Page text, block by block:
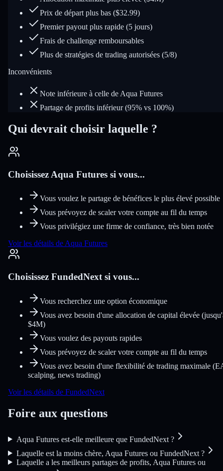
Prix de départ plus bas ($32.99)
Premier payout plus rapide (5 jours)
Frais de challenge remboursables
Plus de stratégies de trading autorisées (5/8)
Inconvénients
Note inférieure à celle de Aqua Futures
Partage de profits inférieur (95% vs 100%)
Qui devrait choisir laquelle ?
Choisissez Aqua Futures si vous...
Vous voulez le partage de bénéfices le plus élevé possible
Vous prévoyez de scaler votre compte au fil du temps
Vous privilégiez une firme de confiance, très bien notée
Voir les détails de Aqua Futures
Choisissez FundedNext si vous...
Vous recherchez une option économique
Vous avez besoin d'une allocation de capital élevée
$4M)
Vous voulez des payouts rapides
Vous prévoyez de scaler votre compte au fil du temps
Vous avez besoin d'une flexibilité de trading maximale
scalping, news trading)
Voir les détails de FundedNext
Foire aux questions
Aqua Futures est-elle meilleure que FundedNext ?
Laquelle est la moins chère, Aqua Futures ou FundedNext ?
Laquelle a les meilleurs partages de profits, Aqua Futures ou